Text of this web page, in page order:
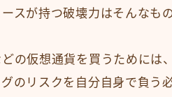
スが持つ破壊力はそんなも
の仮想通貨を買うためには
のリスクを自分自身で負う